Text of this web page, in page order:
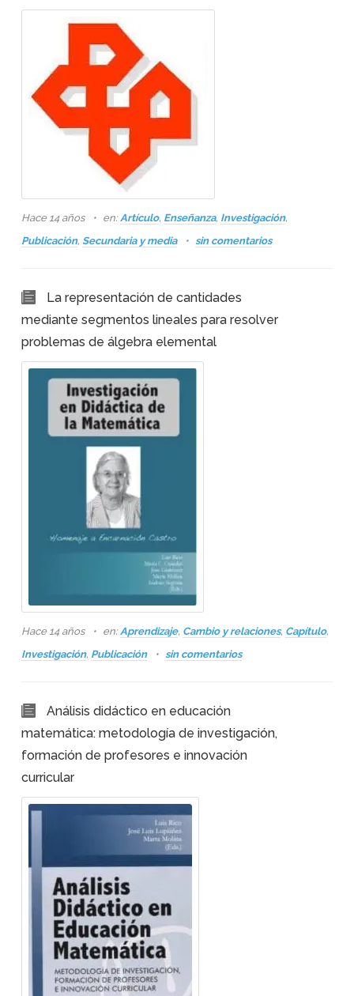
Hace 14 años en:Artículo, Enseñanza, Investigación,
Publicación, Secundaria y media sin comentarios
La representación de cantidades
mediante segmentos lineales para resolver
problemas de álgebra elemental
Hace 14 años en:Aprendizaje, Cambio y relaciones, Capítulo,
Investigación, Publicación sin comentarios
Análisis didáctico en educación
matemática: metodología de investigación,
formación de profesores e innovación
curricular